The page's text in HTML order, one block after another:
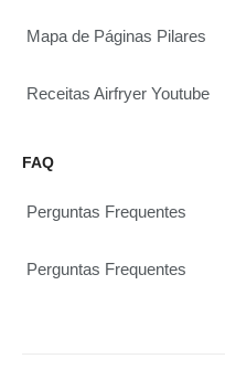
Mapa de Páginas Pilares
Receitas Airfryer Youtube
FAQ
Perguntas Frequentes
Perguntas Frequentes